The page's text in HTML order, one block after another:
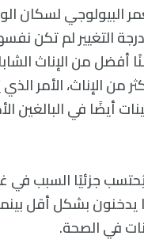
انخفض العمر البيولوجي لسكان
التغيير لم تكن
أفضل من الإناث
من الإناث، الأمر
أيضًا في البالغين
جزئيًا السبب في
يدخنون بشكل أقل
في الصحة.